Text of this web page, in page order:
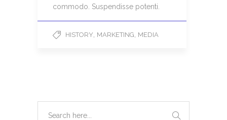
commodo. Suspendisse potenti.
HISTORY MARKETING MEDIA